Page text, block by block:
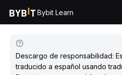
Bybit Learn
Descargo de responsabilidad:
traducido a español usando